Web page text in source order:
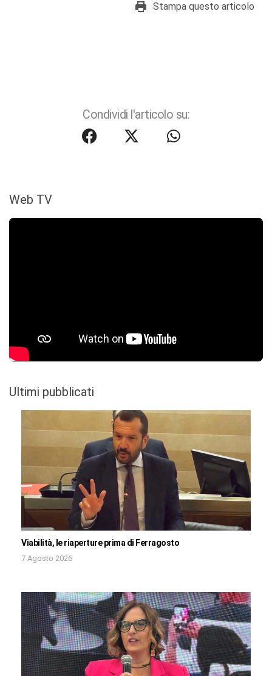
Stampa questo articolo
Condividi l'articolo su:
Web TV
Ultimi pubblicati
Viabilità, le riaperture prima di Ferragosto
7 Agosto 2026